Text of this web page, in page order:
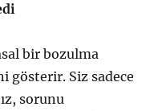
bir bozulma
gösterir. Siz sadece
sorunu